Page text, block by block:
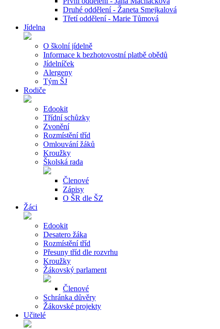
Druhé oddělení - Žaneta Smejkalová
Třetí oddělení - Marie Tůmová
Jídelna
O školní jídelně
Informace k bezhotovostní platbě obědů
Jídelníček
Alergeny
Tým ŠJ
Rodiče
Edookit
Třídní schůzky
Zvonění
Rozmístění tříd
Omlouvání žáků
Kroužky
Školská rada
Členové
Zápisy
O ŠR dle ŠZ
Žáci
Edookit
Desatero žáka
Rozmístění tříd
Přesuny tříd dle rozvrhu
Kroužky
Žákovský parlament
Členové
Schránka důvěry
Žákovské projekty
Učitelé